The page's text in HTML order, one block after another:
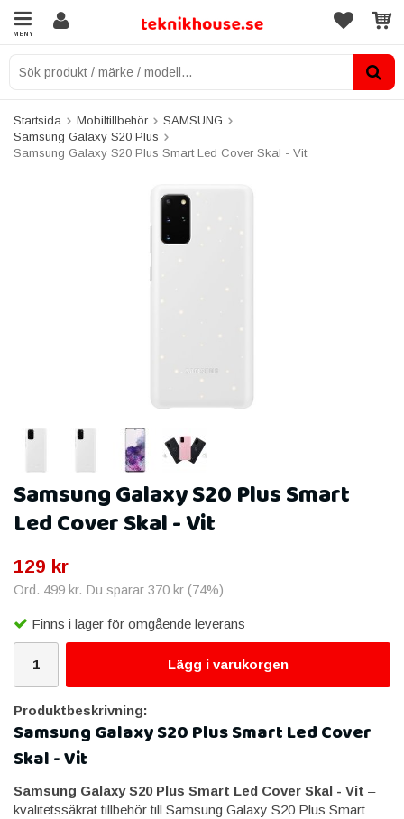
MENY
Startsida Mobiltillbehör
SAMSUNG
Samsung Galaxy S20 Plus
Samsung Galaxy S20 Plus Smart Led Cover Skal - Vit
Samsung Galaxy S20 Plus Smart
Led Cover Skal - Vit
129 kr
Ord. 499 kr. Du sparar 370 kr (74%)
Finns i lager för omgående leverans
Lägg i varukorgen
Produktbeskrivning:
Samsung Galaxy S20 Plus Smart Led Cover
Skal - Vit
Samsung Galaxy S20 Plus Smart Led Cover Skal - Vit –
kvalitetssäkrat tillbehör till Samsung Galaxy S20 Plus Smart